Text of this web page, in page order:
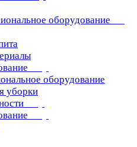
оборудование
оборудование
уборки